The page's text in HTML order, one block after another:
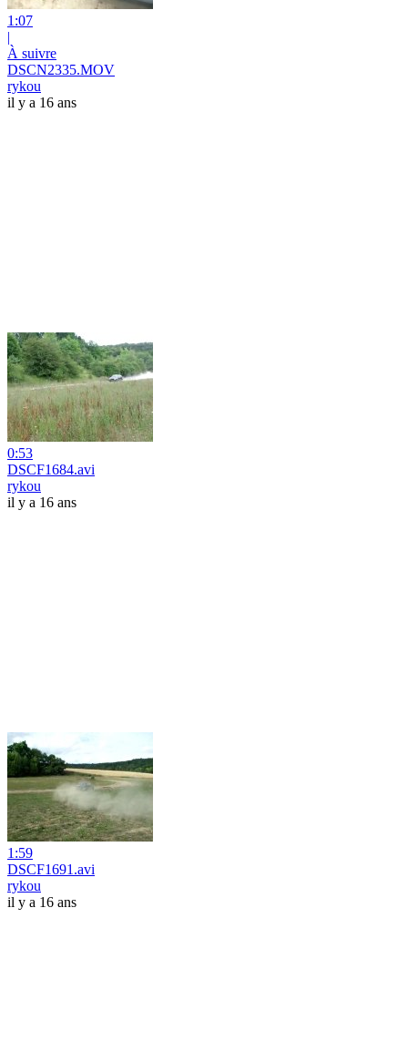
1:07
|
À suivre
DSCN2335.MOV
rykou
il y a 16 ans
0:53
DSCF1684.avi
rykou
il y a 16 ans
1:59
DSCF1691.avi
rykou
il y a 16 ans